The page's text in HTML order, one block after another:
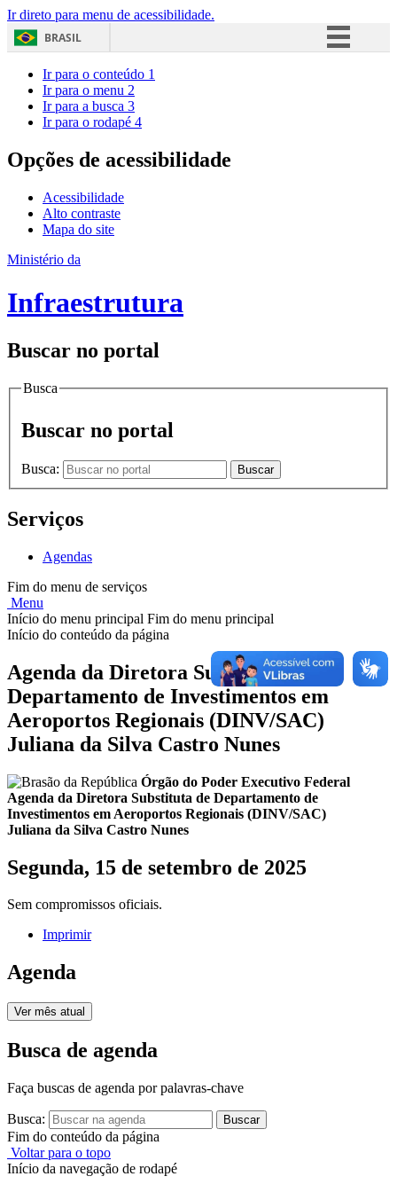
Ir direto para menu de acessibilidade.
BRASIL
Acesso à informação
Ir para o conteúdo 1
Ir para o menu 2
Ir para a busca 3
Ir para o rodapé 4
Opções de acessibilidade
Acessibilidade
Alto contraste
Mapa do site
Ministério da
Infraestrutura
Buscar no portal
Busca
Buscar no portal
Busca: Buscar
Serviços
Agendas
Fim do menu de serviços
Menu
Início do menu principal Fim do menu principal
Início do conteúdo da página
Agenda da Diretora Substituta de
Departamento de Investimentos em
Aeroportos Regionais (DINV/SAC)
Juliana da Silva Castro Nunes
Órgão do Poder Executivo Federal
Agenda da Diretora Substituta de Departamento de
Investimentos em Aeroportos Regionais (DINV/SAC)
Juliana da Silva Castro Nunes
Segunda, 15 de setembro de 2025
Sem compromissos oficiais.
Imprimir
Agenda
Ver mês atual
Busca de agenda
Faça buscas de agenda por palavras-chave
Busca: Buscar
Fim do conteúdo da página
Voltar para o topo
Início da navegação de rodapé